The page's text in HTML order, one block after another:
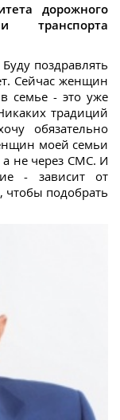
дорожного
транспорта
поздравлять
Сейчас женщин
семье - это уже
традиций
обязательно
моей семьи
не через СМС. И
- зависит от
чтобы подобрать